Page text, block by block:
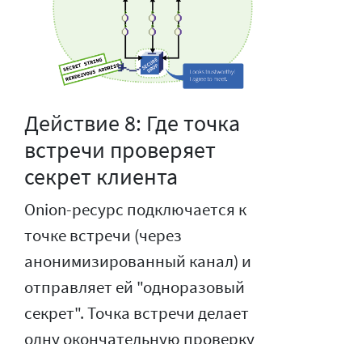
Действие 8: Где точка
встречи проверяет
секрет клиента
Onion-ресурс подключается к
точке встречи (через
анонимизированный канал) и
отправляет ей "одноразовый
секрет". Точка встречи делает
одну окончательную проверку